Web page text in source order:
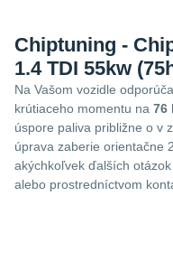
Chiptuning -
1.4 TDI 55kw
Na Vašom vozidle
krútiaceho momentu na 76
úspore paliva približne o v
úprava zaberie orientačne
akýchkoľvek ďalších
alebo prostredníctvom